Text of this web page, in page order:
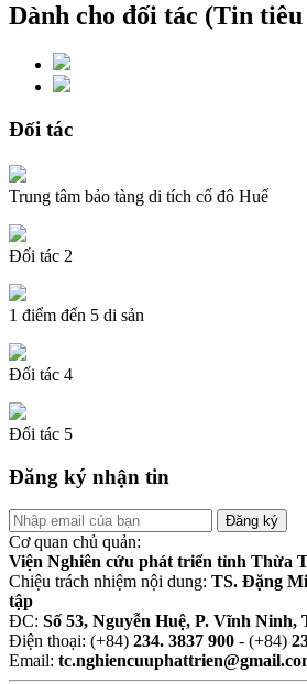
Dành cho đối tác (Tin
Đối tác
Trung tâm bảo tàng di tích cố đô Huế
Đối tác 2
1 điểm đến 5 di sản
Đối tác 4
Đối tác 5
Đăng ký nhận tin
Cơ quan chủ quản:
Viện Nghiên cứu phát triển tỉnh Thừa
Chiệu trách nhiệm nội dung: TS. Đặng
tập
ĐC: Số 53, Nguyễn Huệ, P. Vĩnh Ninh,
Điện thoại: (+84) 234. 3837 900 - (+84)
Email: